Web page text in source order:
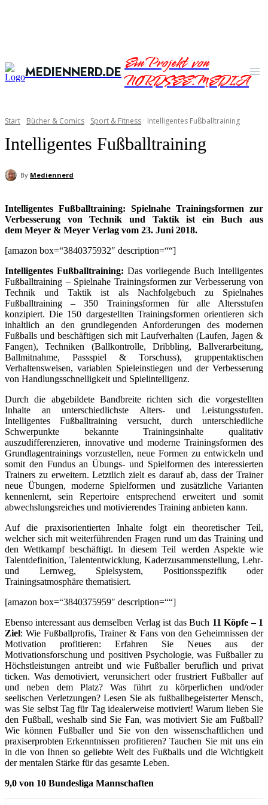
MEDIENNERD.DEEin Projekt von
NORDSEE.MEDIA
Start Bücher & Comics Sport & Fitness Intelligentes Fußballtraining
Intelligentes Fußballtraining
By Mediennerd
Intelligentes Fußballtraining: Spielnahe Trainingsformen zur
Verbesserung von Technik und Taktik ist ein Buch aus
dem Meyer & Meyer Verlag vom 23. Juni 2018.
[amazon box=“3840375932″ description=““]
Intelligentes Fußballtraining: Das vorliegende Buch Intelligentes
Fußballtraining – Spielnahe Trainingsformen zur Verbesserung von
Technik und Taktik ist als Nachfolgebuch zu Spielnahes
Fußballtraining – 350 Trainingsformen für alle Altersstufen
konzipiert. Die 150 dargestellten Trainingsformen orientieren sich
inhaltlich an den grundlegenden Anforderungen des modernen
Fußballs und beschäftigen sich mit Laufverhalten (Laufen, Jagen &
Fangen), Techniken (Ballkontrolle, Dribbling, Ballverarbeitung,
Ballmitnahme, Passspiel & Torschuss), gruppentaktischen
Verhaltensweisen, variablen Spieleinstiegen und der Verbesserung
von Handlungsschnelligkeit und Spielintelligenz.
Durch die abgebildete Bandbreite richten sich die vorgestellten
Inhalte an unterschiedlichste Alters- und Leistungsstufen.
Intelligentes Fußballtraining versucht, durch unterschiedliche
Schwerpunkte bekannte Trainingsinhalte qualitativ
auszudifferenzieren, innovative und moderne Trainingsformen des
Grundlagentrainings vorzustellen, neue Formen zu entwickeln und
somit den Fundus an Übungs- und Spielformen des interessierten
Trainers zu erweitern. Letztlich zielt es darauf ab, dass der Trainer
neue Übungen, moderne Spielformen und zusätzliche Varianten
kennenlernt, sein Repertoire entsprechend erweitert und somit
abwechslungsreiches und motivierendes Training anbieten kann.
Auf die praxisorientierten Inhalte folgt ein theoretischer Teil,
welcher sich mit weiterführenden Fragen rund um das Training und
den Wettkampf beschäftigt. In diesem Teil werden Aspekte wie
Talentdefinition, Talententwicklung, Kaderzusammenstellung, Lehr-
und Lernweg, Spielsystem, Positionsspezifik oder
Trainingsatmosphäre thematisiert.
[amazon box=“3840375959″ description=““]
Ebenso interessant aus demselben Verlag ist das Buch 11 Köpfe – 1
Ziel: Wie Fußballprofis, Trainer & Fans von den Geheimnissen der
Motivation profitieren: Erfahren Sie Neues aus der
Motivationsforschung und positiven Psychologie, was Fußballer zu
Höchstleistungen antreibt und wie Fußballer beruflich und privat
ticken. Was demotiviert, verunsichert oder frustriert Fußballer auf
und neben dem Platz? Was führt zu körperlichen und/oder
seelischen Verletzungen? Lesen Sie als fußballbegeisterter Mensch,
was Sie selbst Tag für Tag idealerweise motiviert! Warum lieben Sie
den Fußball, weshalb sind Sie Fan, was motiviert Sie am Fußball?
Wie können Fußballer und Sie von den wissenschaftlichen und
praxiserprobten Erkenntnissen profitieren? Tauchen Sie mit uns ein
in die von Ihnen so geliebte Welt des Fußballs und die Wichtigkeit
der mentalen Stärke für das gesamte Leben.
9,0 von 10 Bundesliga Mannschaften